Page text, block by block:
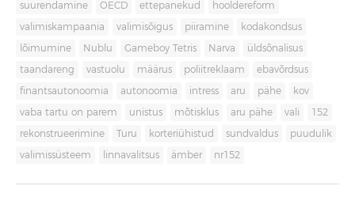
suurendamine OECD ettepanekud hooldereform
valimiskampaania valimisõigus piiramine kodakondsus
lõimumine Nublu Gameboy Tetris Narva üldsõnalisus
taandareng vastuolu määrus poliitreklaam ebavõrdsus
finantsautonoomia autonoomia intress aru pähe kov
vaba tartu on parem unistus mõtisklus aru pähe vali 152
rekonstrueerimine Turu korteriühistud sundvaldus puudulik
valimissüsteem linnavalitsus ämber nr152